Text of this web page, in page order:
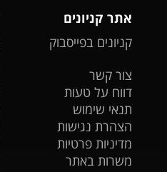
אתר קניונים
קניונים בפייסבוק
צור קשר
דווח על טעות
תנאי שימוש
הצהרת נגישות
מדיניות פרטיות
משרות באתר